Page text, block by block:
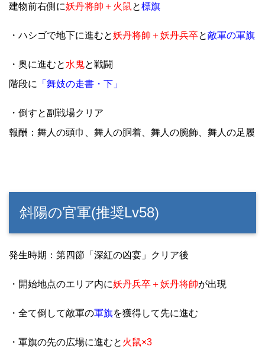
建物前右側に妖丹将帥＋火鼠と標旗
・ハシゴで地下に進むと妖丹将帥＋妖丹兵卒と敵軍の軍旗
・奥に進むと水鬼と戦闘
階段に 「舞妓の走書・下」
・倒すと副戦場クリア
報酬：舞人の頭巾、舞人の胴着、舞人の腕飾、舞人の足履
斜陽の官軍(推奨Lv58)
発生時期：第四節「深紅の凶宴」クリア後
・開始地点のエリア内に妖丹兵卒＋妖丹将帥が出現
・全て倒して敵軍の軍旗を獲得して先に進む
・軍旗の先の広場に進むと 火鼠×3